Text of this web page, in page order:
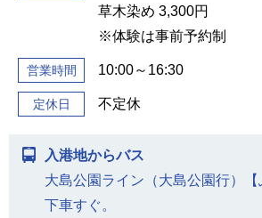
草木染め 3,300円
※体験は事前予約制
営業時間 10:00～16:30
定休日 不定休
入港地からバス
大島公園ライン（大島公園行）【
下車すぐ。